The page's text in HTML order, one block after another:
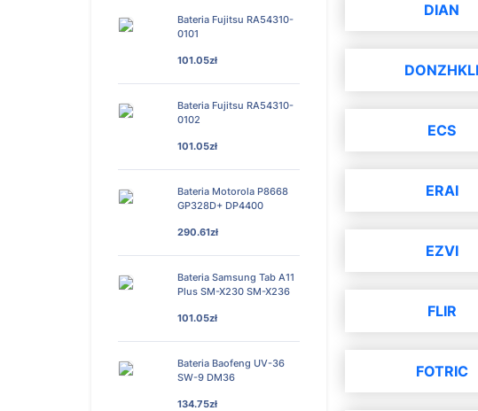
Bateria Fujitsu RA54310-
0101
101.05zł
Bateria Fujitsu RA54310-
0102
101.05zł
Bateria Motorola P8668
GP328D+ DP4400
290.61zł
Bateria Samsung Tab A11
Plus SM-X230 SM-X236
101.05zł
Bateria Baofeng UV-36
SW-9 DM36
134.75zł
DIAN
DONZHKLI
ECS
ERAI
EZVI
FLIR
FOTRIC